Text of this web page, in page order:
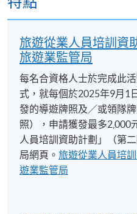
旅遊從業人員培訓資
旅遊業監管局
每名合資格人士於完成此
式，就每個於2025年9月1
發的導遊牌照及／或領隊
照），申請獲發最多2,000
人員培訓資助計劃」（第
局網頁。旅遊從業人員培
遊業監管局